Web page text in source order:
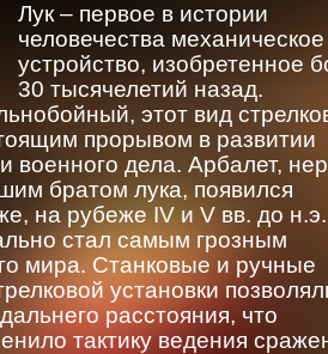
Лук – первое в истории
человечества механическое
устройство, изобретенное
30 тысячелетий назад.
этот вид
прорывом в развитии
военного дела. Арбалет,
братом лука, появился
на рубеже IV и V вв. до
стал самым грозным
мира. Станковые и ручные
установки
расстояния, что
тактику ведения